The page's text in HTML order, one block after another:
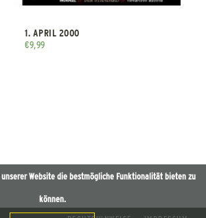
1. APRIL 2000
€9,99
Website die bestmögliche Funktionalität bieten zu
können.